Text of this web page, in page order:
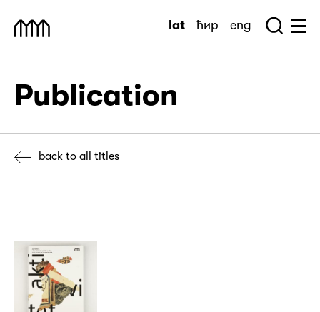
Muzej Savremene Umetnosti
lat ћир eng
Publication
back to all titles